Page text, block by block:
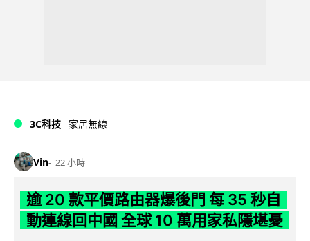
3C科技 家居無線
Vin 22 小時
逾 20 款平價路由器爆後門 每 35 秒自
動連線回中國 全球 10 萬用家私隱堪憂